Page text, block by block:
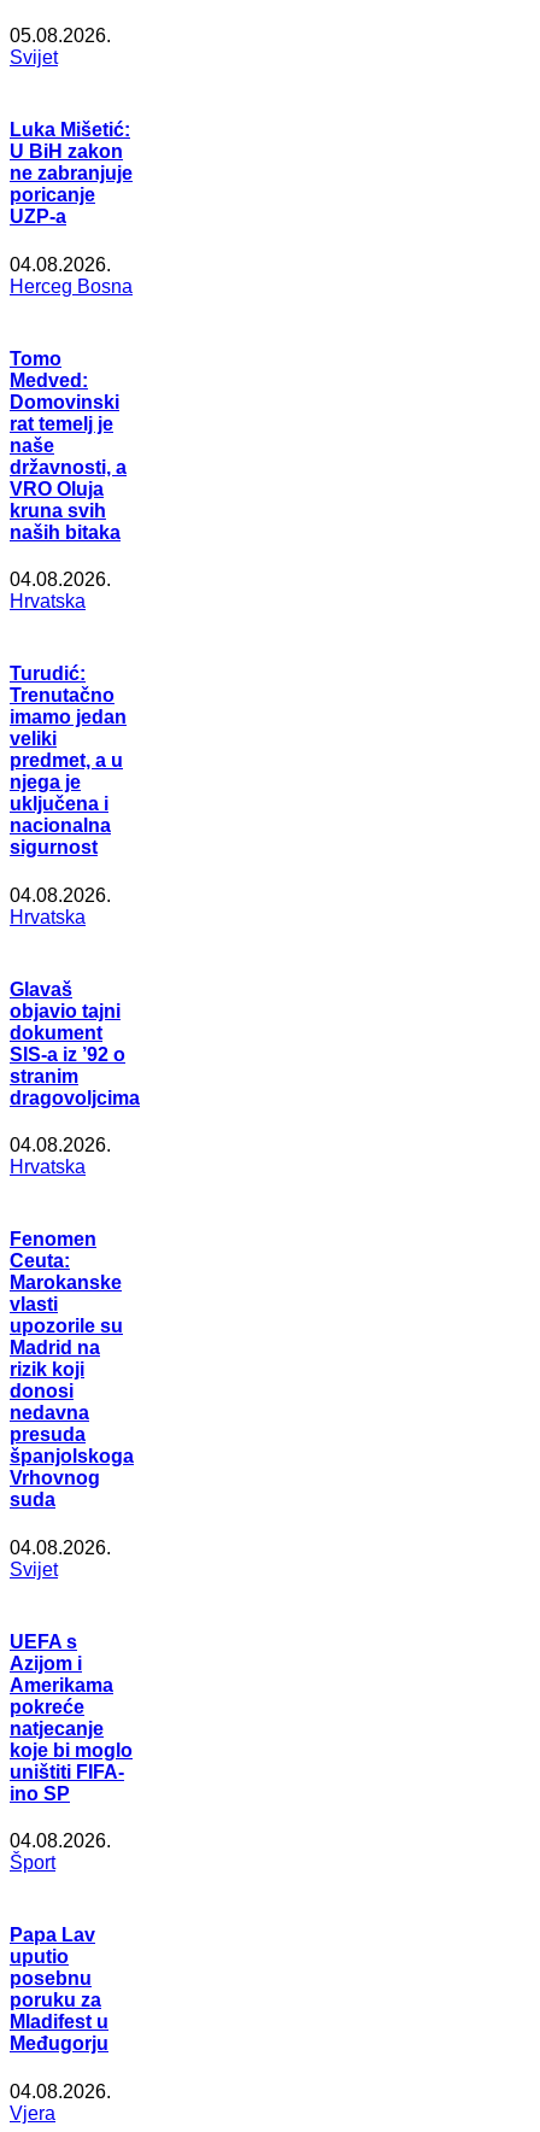
05.08.2026.
Svijet
Luka Mišetić:
U BiH zakon
ne zabranjuje
poricanje
UZP-a
04.08.2026.
Herceg Bosna
Tomo
Medved:
Domovinski
rat temelj je
naše
državnosti, a
VRO Oluja
kruna svih
naših bitaka
04.08.2026.
Hrvatska
Turudić:
Trenutačno
imamo jedan
veliki
predmet, a u
njega je
uključena i
nacionalna
sigurnost
04.08.2026.
Hrvatska
Glavaš
objavio tajni
dokument
SIS-a iz ’92 o
stranim
dragovoljcima
04.08.2026.
Hrvatska
Fenomen
Ceuta:
Marokanske
vlasti
upozorile su
Madrid na
rizik koji
donosi
nedavna
presuda
španjolskoga
Vrhovnog
suda
04.08.2026.
Svijet
UEFA s
Azijom i
Amerikama
pokreće
natjecanje
koje bi moglo
uništiti FIFA-
ino SP
04.08.2026.
Šport
Papa Lav
uputio
posebnu
poruku za
Mladifest u
Međugorju
04.08.2026.
Vjera